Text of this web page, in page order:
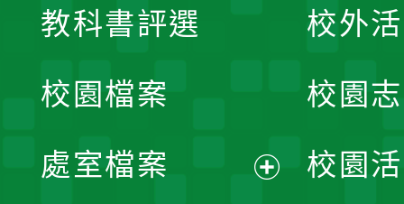
單
教科書評選
校園檔案
處室檔案
校外
校園
校園